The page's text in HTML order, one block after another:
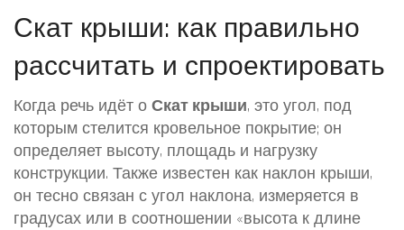
Скат крыши: как правильно
рассчитать и спроектировать
Когда речь идёт о Скат крыши, это угол, под
которым стелится кровельное покрытие; он
определяет высоту, площадь и нагрузку
конструкции. Также известен как наклон крыши,
он тесно связан с угол наклона, измеряется в
градусах или в соотношении «высота к длине